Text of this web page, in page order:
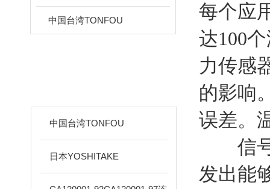
中国台湾TONFOU
中国台湾TONFOU
日本YOSHITAKE
每个应
达100
力传感
的影响
误差。
信号
发出能